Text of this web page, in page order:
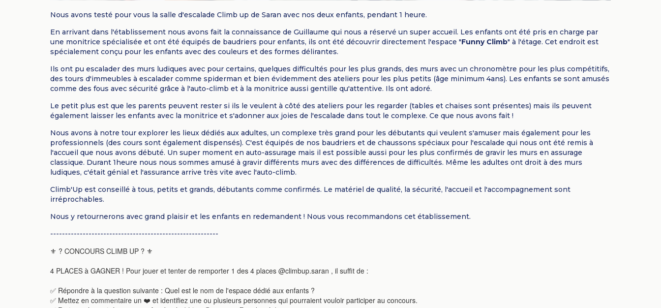
Nous avons testé pour vous la salle d'escalade Climb up de Saran avec nos deux enfants, pendant 1 heure.
En arrivant dans l'établissement nous avons fait la connaissance de Guillaume qui nous a réservé un super accueil. Les enfants ont été pris en charge par
une monitrice spécialisée et ont été équipés de baudriers pour enfants, ils ont été découvrir directement l'espace "Funny Climb" à l'étage. Cet endroit est
spécialement conçu pour les enfants avec des couleurs et des formes délirantes.
Ils ont pu escalader des murs ludiques avec pour certains, quelques difficultés pour les plus grands, des murs avec un chronomètre pour les plus compétitifs,
des tours d'immeubles à escalader comme spiderman et bien évidemment des ateliers pour les plus petits (âge minimum 4ans). Les enfants se sont amusés
comme des fous avec sécurité grâce à l'auto-climb et à la monitrice aussi gentille qu'attentive. Ils ont adoré.
Le petit plus est que les parents peuvent rester si ils le veulent à côté des ateliers pour les regarder (tables et chaises sont présentes) mais ils peuvent
également laisser les enfants avec la monitrice et s'adonner aux joies de l'escalade dans tout le complexe. Ce que nous avons fait !
Nous avons à notre tour explorer les lieux dédiés aux adultes, un complexe très grand pour les débutants qui veulent s'amuser mais également pour les
professionnels (des cours sont également dispensés). C'est équipés de nos baudriers et de chaussons spéciaux pour l'escalade qui nous ont été remis à
l'accueil que nous avons débuté. Un super moment en auto-assurage mais il est possible aussi pour les plus confirmés de gravir les murs en assurage
classique. Durant 1heure nous nous sommes amusé à gravir différents murs avec des différences de difficultés. Même les adultes ont droit à des murs
ludiques, c'était génial et l'assurance arrive très vite avec l'auto-climb.
Climb'Up est conseillé à tous, petits et grands, débutants comme confirmés. Le matériel de qualité, la sécurité, l'accueil et l'accompagnement sont
irréprochables.
Nous y retournerons avec grand plaisir et les enfants en redemandent ! Nous vous recommandons cet établissement.
---------------------------------------------------------
⚜️ ? CONCOURS CLIMB UP ? ⚜️
4 PLACES à GAGNER ! Pour jouer et tenter de remporter 1 des 4 places @climbup.saran , il suffit de :
✅ Répondre à la question suivante : Quel est le nom de l'espace dédié aux enfants ?
✅ Mettez en commentaire un ❤️ et identifiez une ou plusieurs personnes qui pourraient vouloir participer au concours.